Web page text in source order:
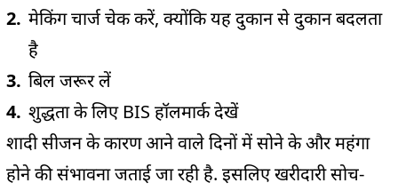
मेकिंग चार्ज चेक करें, क्योंकि यह दुकान से दुकान बदलता
है
बिल जरूर लें
शुद्धता के लिए BIS हॉलमार्क देखें
शादी सीजन के कारण आने वाले दिनों में सोने के और महंगा
होने की संभावना जताई जा रही है. इसलिए खरीदारी सोच-